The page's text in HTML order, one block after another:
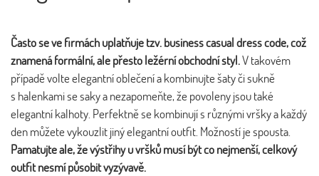
Často se ve firmách uplatňuje tzv. business casual dress code, což
znamená formální, ale přesto ležérní obchodní styl.V takovém
případě volte elegantní oblečení a kombinujte šaty či sukně
s halenkami se saky a nezapomeňte, že povoleny jsou také
elegantní kalhoty. Perfektně se kombinují s různými vršky a každý
den můžete vykouzlit jiný elegantní outfit. Možností je spousta.
Pamatujte ale, že výstřihy u vršků musí být co nejmenší, celkový
outfit nesmí působit vyzývavě.